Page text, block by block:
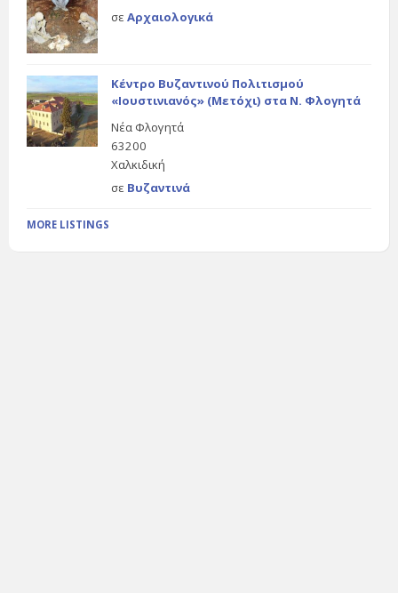
σε Αρχαιολογικά
Κέντρο Βυζαντινού Πολιτισμού
«Ιουστινιανός» (Μετόχι) στα Ν. Φλογητά
Νέα Φλογητά
63200
Χαλκιδική
σε Βυζαντινά
MORE LISTINGS